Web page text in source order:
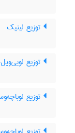
توزیع لینیک
توزیع
توزیع